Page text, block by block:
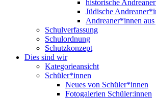
historische
Jüdische
Andreaner*innen
Schulverfassung
Schulordnung
Schutzkonzept
Dies sind wir
Kategorieansicht
Schüler*innen
Neues von Schüler*innen
Fotogalerien Schüler:innen